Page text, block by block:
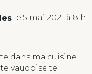
le 5 mai 2021 à 8 h
dans ma cuisine.
vaudoise te